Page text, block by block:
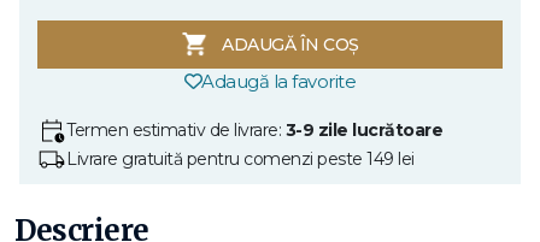
ADAUGĂ ÎN COȘ
Adaugă la favorite
Termen estimativ de livrare: 3-9 zile lucrătoare
Livrare gratuită pentru comenzi peste 149 lei
Descriere